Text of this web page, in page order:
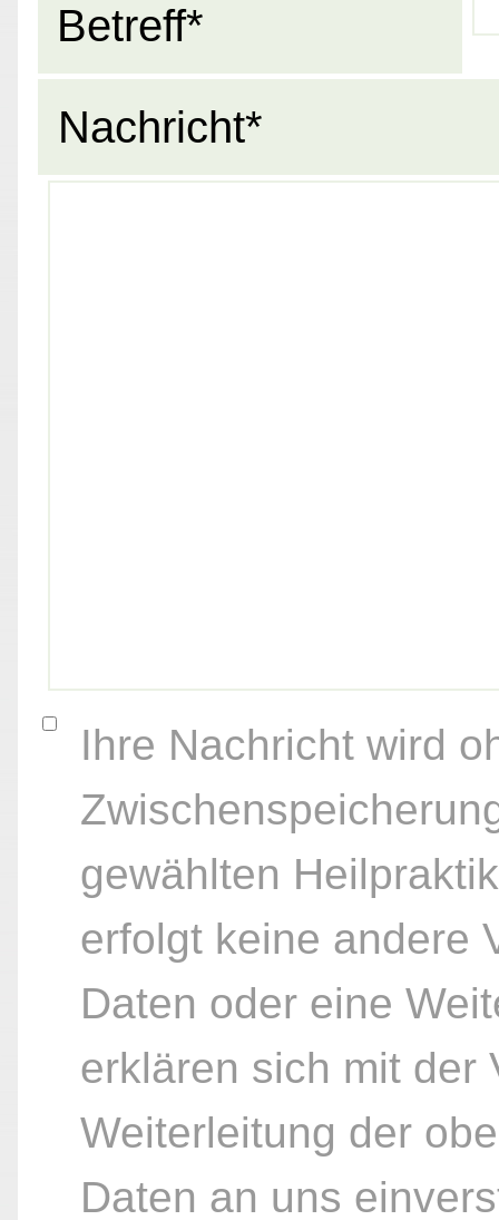
Betreff*
Nachricht*
Ihre Nachricht wird
gewählten
erfolgt keine andere
Daten oder eine
erklären sich mit der
Weiterleitung der
Daten an uns